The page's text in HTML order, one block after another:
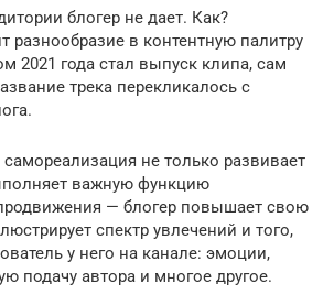
блогер не дает. Как?
разнообразие в контентную палитру
2021 года стал выпуск клипа, сам
трека перекликалось с
самореализация не только развивает
важную функцию
— блогер повышает свою
спектр увлечений и того,
у него на канале: эмоции,
подачу автора и многое другое.